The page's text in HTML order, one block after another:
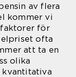
av flera
kommer vi
för
ofta
att ta en
olika